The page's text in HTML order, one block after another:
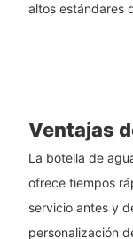
altos estándares
Ventajas
La botella de
ofrece tiempos
servicio antes y
personalización